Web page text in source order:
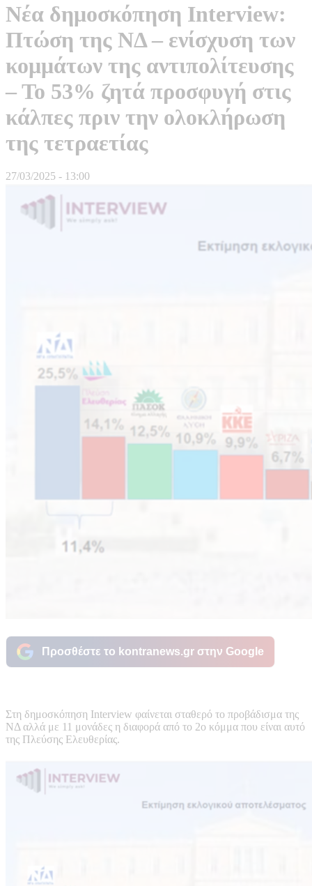
Νέα δημοσκόπηση Interview:
Πτώση της ΝΔ – ενίσχυση των
κομμάτων της αντιπολίτευσης
– Το 53% ζητά προσφυγή στις
κάλπες πριν την ολοκλήρωση
της τετραετίας
27/03/2025 - 13:00
Προσθέστε το kontranews.gr στην Google
Στη δημοσκόπηση Interview φαίνεται σταθερό το προβάδισμα της
ΝΔ αλλά με 11 μονάδες η διαφορά από το 2ο κόμμα που είναι αυτό
της Πλεύσης Ελευθερίας.